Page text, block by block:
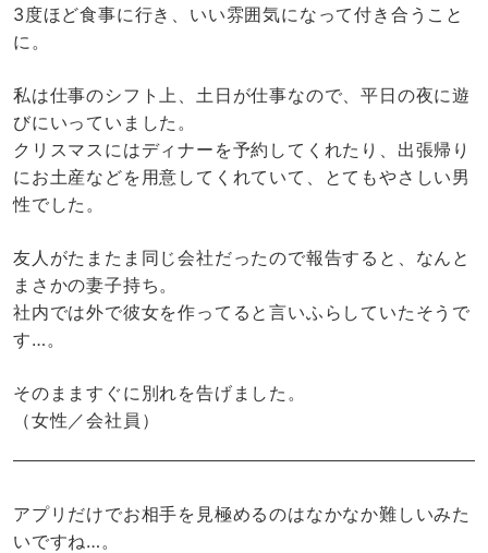
3度ほど食事に行き、いい雰囲気になって付き合うこと
に。
私は仕事のシフト上、土日が仕事なので、平日の夜に遊
びにいっていました。
クリスマスにはディナーを予約してくれたり、出張帰り
にお土産などを用意してくれていて、とてもやさしい男
性でした。
友人がたまたま同じ会社だったので報告すると、なんと
まさかの妻子持ち。
社内では外で彼女を作ってると言いふらしていたそうで
す…。
そのまますぐに別れを告げました。
（女性／会社員）
アプリだけでお相手を見極めるのはなかなか難しいみた
いですね…。